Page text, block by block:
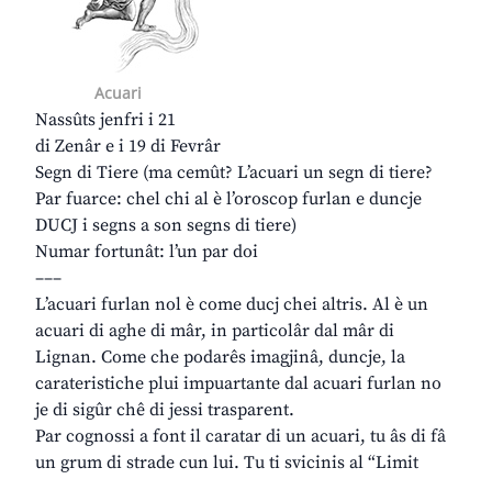
Acuari
Nassûts jenfri i 21
di Zenâr e i 19 di Fevrâr
Segn di Tiere (ma cemût? L’acuari un segn di tiere?
Par fuarce: chel chi al è l’oroscop furlan e duncje
DUCJ i segns a son segns di tiere)
Numar fortunât: l’un par doi
–––
L’acuari furlan nol è come ducj chei altris. Al è un
acuari di aghe di mâr, in particolâr dal mâr di
Lignan. Come che podarês imagjinâ, duncje, la
carateristiche plui impuartante dal acuari furlan no
je di sigûr chê di jessi trasparent.
Par cognossi a font il caratar di un acuari, tu âs di fâ
un grum di strade cun lui. Tu ti svicinis al “Limit